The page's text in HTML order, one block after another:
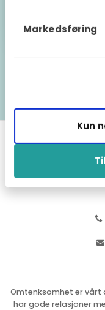
Markedsføring
Kun
individuelle kjøretøy.
Omtenksomhet er vårt
har gode relasjoner